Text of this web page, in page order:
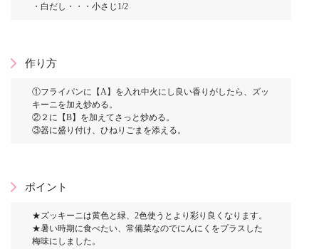
・白だし・・・小さじ1/2
作り方
①フライパンに【A】を入れ中火にし良い香りがしたら、ズッ
キーニを加え炒める。
②２に【B】を加えてさっと炒める。
③器に盛り付け、ひねりごまを添える。
ポイント
★ズッキーニは黄色と緑、2色使うとより彩り良くなります。
★暑い時期に食べたい、常備菜なのでにんにくをプラスした
梅味にしました。